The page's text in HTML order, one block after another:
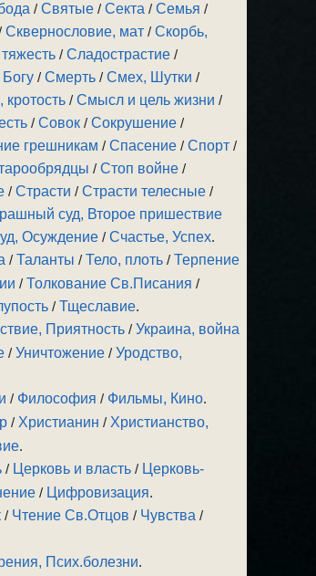
/Святые /Секта /Семья /
Сквернословие, мат /Скорбь,
/Сладострастие /
/Смерть /Смех, Шутки /
/Смысл и цель жизни /
/Совок /Сокрушение /
грешникам /Спасение /Спорт /
/Стоп войне /
/Страсти /Страсти телесные /
суд, Второе пришествие
Осуждение /Счастье, Успех.
/Таланты /Тело, плоть /Терпение
/Толкование Св.Писания /
/Тщеславие.
Приятность /Украина, война
/Уничтожение /Уродство,
/ Философия / Фильмы, Кино.
/ Христианин / Христианство,
.
/ Церковь и власть / Церковь-
/ Цифровизация.
/ Чтение Св.Отцов / Чувства /
Псих.болезни.